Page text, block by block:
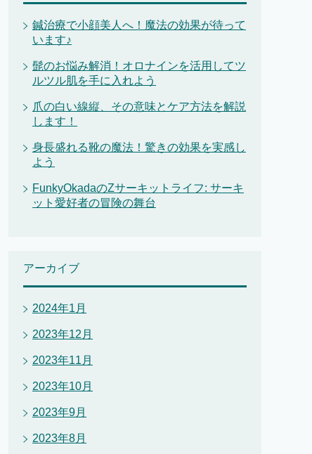
鍼治療で小顔美人へ！魔法の効果が待って
います♪
髭のお悩み解消！オロナインを活用してツ
ルツル肌を手に入れよう
爪の白い線縦、その意味とケア方法を解説
します！
身長盛れる靴の魔法！驚きの効果を実感し
よう
FunkyOkadaのZサーキットライフ: サーキ
ット愛好者の冒険の舞台
アーカイブ
2024年1月
2023年12月
2023年11月
2023年10月
2023年9月
2023年8月